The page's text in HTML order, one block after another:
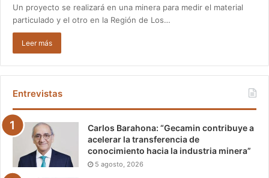
Un proyecto se realizará en una minera para medir el material
particulado y el otro en la Región de Los…
Leer más
Entrevistas
Carlos Barahona: “Gecamin contribuye a
acelerar la transferencia de
conocimiento hacia la industria minera”
5 agosto, 2026